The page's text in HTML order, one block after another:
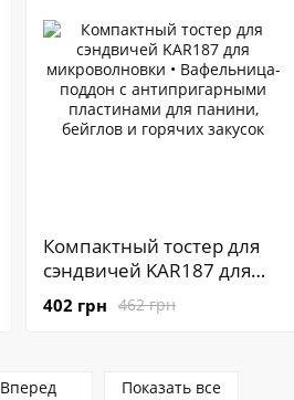
Компактный тостер для
сэндвичей KAR187 для
микроволновки •
Вафельница-поддон с
бейглов и горячих
462 грн
402 грн
Вперед Показать все